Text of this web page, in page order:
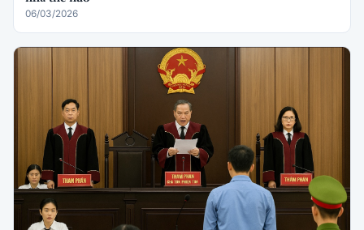
06/03/2026